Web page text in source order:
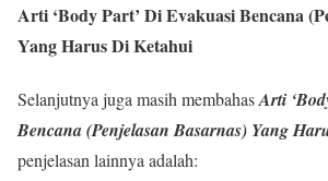
Arti ‘Body Part’ Di Evakuasi Bencana
Yang Harus Di Ketahui
Selanjutnya juga masih membahasArti
Bencana (Penjelasan Basarnas) Yang
penjelasan lainnya adalah: